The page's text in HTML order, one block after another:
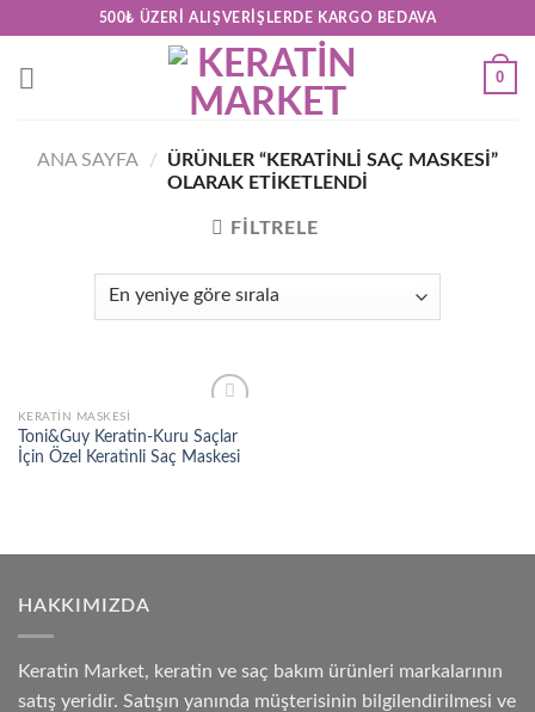
content
500₺ ÜZERI ALIŞVERIŞLERDE KARGO BEDAVA
0
ANA SAYFA /
ÜRÜNLER “KERATINLI SAÇ MASKESI”
OLARAK ETIKETLENDI
FILTRELE
Add to
wishlist
KERATIN MASKESI
Toni&Guy Keratin-Kuru Saçlar
İçin Özel Keratinli Saç Maskesi
HAKKIMIZDA
Keratin Market, keratin ve saç bakım ürünleri markalarının
satış yeridir. Satışın yanında müşterisinin bilgilendirilmesi ve